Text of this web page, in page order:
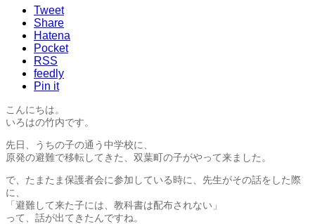
Tweet
Share
Hatena
Pocket
RSS
feedly
Pin it
こんにちは。
いろはの竹内です。
先日、うちの子の通う中学校に、
原発の避難で移転してきた、双葉町の子がやって来ました。
で、たまたま保護者会に参加している時に、先生がその話をした際
に、
「避難して来た子には、教科書は配布されない」
って、話が出てきたんですね。